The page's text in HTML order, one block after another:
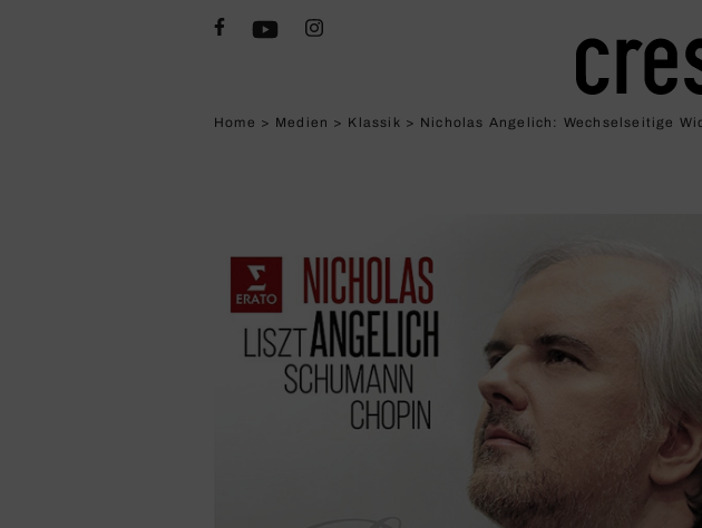
Home > Medien > Klassik > Nicholas Angelich: Wech­sel­sei­tige